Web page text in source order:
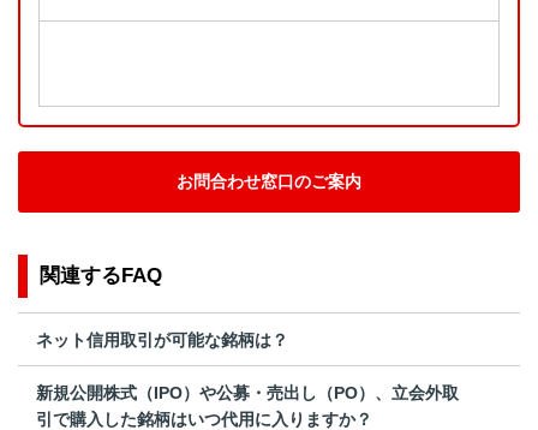
お問合わせ窓口のご案内
関連するFAQ
ネット信用取引が可能な銘柄は？
新規公開株式（IPO）や公募・売出し（PO）、立会外取
引で購入した銘柄はいつ代用に入りますか？